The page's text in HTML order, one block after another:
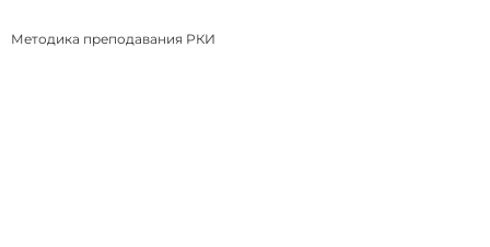
Методика преподавания РКИ